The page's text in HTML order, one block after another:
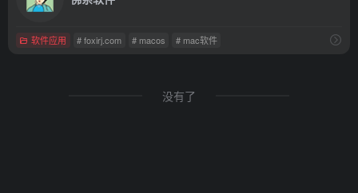
软件应用 # foxirj.com # macos # mac软件
没有了